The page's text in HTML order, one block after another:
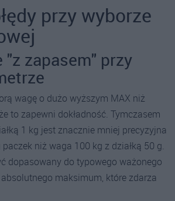
przy wyborze
"z zapasem" przy
wagę o dużo wyższym MAX niż
to zapewni dokładność. Tymczasem
1 kg jest znacznie mniej precyzyjna
niż waga 100 kg z działką 50 g.
dopasowany do typowego ważonego
maksimum, które zdarza